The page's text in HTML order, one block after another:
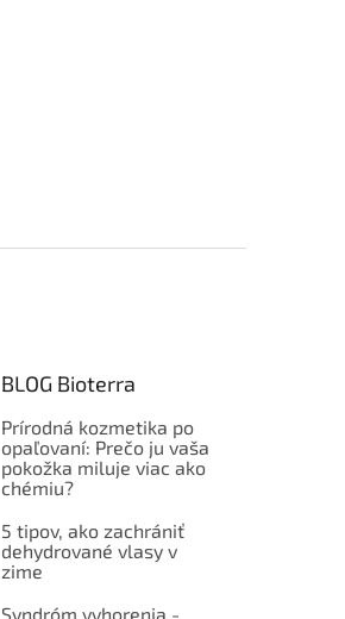
BLOG Bioterra
Prírodná kozmetika po
opaľovaní: Prečo ju vaša
pokožka miluje viac ako
chémiu?
5 tipov, ako zachrániť
dehydrované vlasy v
zime
Syndróm vyhorenia -